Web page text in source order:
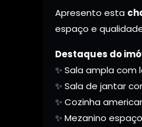
Apresento esta
espaço e
Destaques do
✨ Sala ampla
✨ Sala de jantar
✨ Cozinha
✨ Mezanino